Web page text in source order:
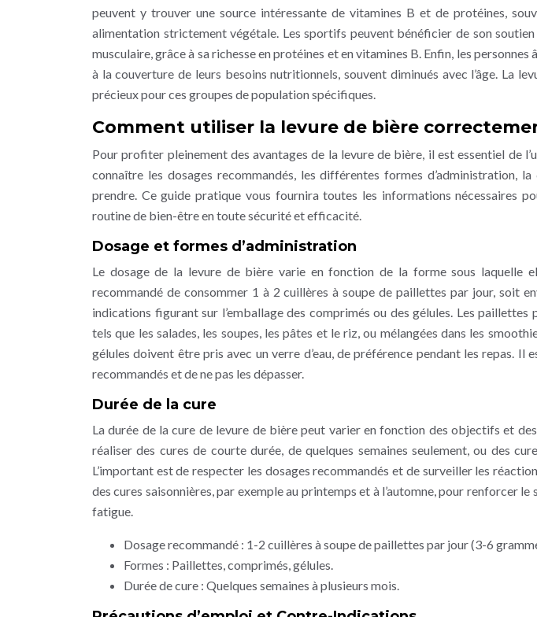
peuvent y trouver une source intéressante de vitamines B et de protéines,
alimentation strictement végétale. Les sportifs peuvent bénéficier de son
musculaire, grâce à sa richesse en protéines et en vitamines B. Enfin, les
à la couverture de leurs besoins nutritionnels, souvent diminués avec l’âge. La
précieux pour ces groupes de population spécifiques.
Comment utiliser la levure de bière
Pour profiter pleinement des avantages de la levure de bière, il est essentiel de
connaître les dosages recommandés, les différentes formes d’administration,
prendre. Ce guide pratique vous fournira toutes les informations nécessaires
routine de bien-être en toute sécurité et efficacité.
Dosage et formes d’administration
Le dosage de la levure de bière varie en fonction de la forme sous laquelle
recommandé de consommer 1 à 2 cuillères à soupe de paillettes par jour, soit
indications figurant sur l’emballage des comprimés ou des gélules. Les paillettes
tels que les salades, les soupes, les pâtes et le riz, ou mélangées dans les
gélules doivent être pris avec un verre d’eau, de préférence pendant les repas. Il
recommandés et de ne pas les dépasser.
Durée de la cure
La durée de la cure de levure de bière peut varier en fonction des objectifs et
réaliser des cures de courte durée, de quelques semaines seulement, ou des
L’important est de respecter les dosages recommandés et de surveiller les
des cures saisonnières, par exemple au printemps et à l’automne, pour renforcer
fatigue.
Dosage recommandé : 1-2 cuillères à soupe de paillettes par jour (3-6
Formes : Paillettes, comprimés, gélules.
Durée de cure : Quelques semaines à plusieurs mois.